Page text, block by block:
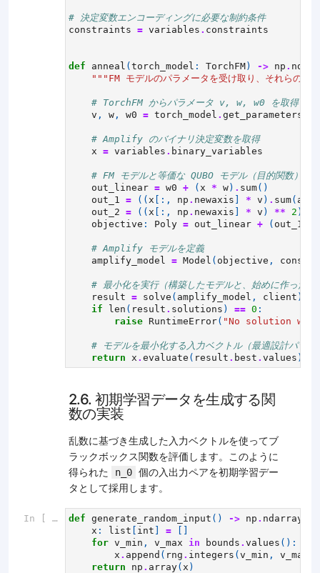
# 決定変数エンコーディングに必要な制約条件
constraints = variables . constraints
def anneal ( torch_model : TorchFM) -> np .
"""FM モデルのパラメータを受け取り、それらの
# TorchFM からパラメータ v, w, w0 を取得
v , w , w0 = torch_model . get_parameters
# Amplify のバイナリ決定変数を取得
x = variables . binary_variables
# FM モデルと等価な QUBO モデル（目的関数）を
out_linear = w0 + ( x * w) . sum()
out_1 = (( x [:, np . newaxis * v ) . sum( axis
out_2 = (( x [:, np . newaxis * v ) ** 2 )
objective : Poly = out_linear + ( out_1
# Amplify モデルを定義
amplify_model = Model ( objective ,
# 最小化を実行（構築したモデルと、始めに作った
result = solve ( amplify_model , client )
if
len ( result . solutions ) == 0 :
raise RuntimeError( "No solution was
# モデルを最小化する入力ベクトル（最適設計パラメ
return x . evaluate ( result . best . values )
2.6. 初期学習データを生成する関
数の実装
乱数に基づき生成した入力ベクトルを使ってブ
ラックボックス関数を評価します。このように
得られた
n_0 個の入出力ペアを初期学習デー
タとして採用します。
In [ ]: def generate_random_input () -> np . ndarray
x : list [ int ] =
[]
for v_min , v_max in bounds . values ():
x . append ( rng . integers (v_min , v_max
return
np . array( x )